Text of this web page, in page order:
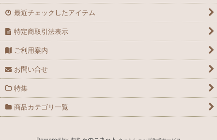
最近チェックしたアイテム
特定商取引法表示
ご利用案内
お問い合せ
特集
商品カテゴリ一覧